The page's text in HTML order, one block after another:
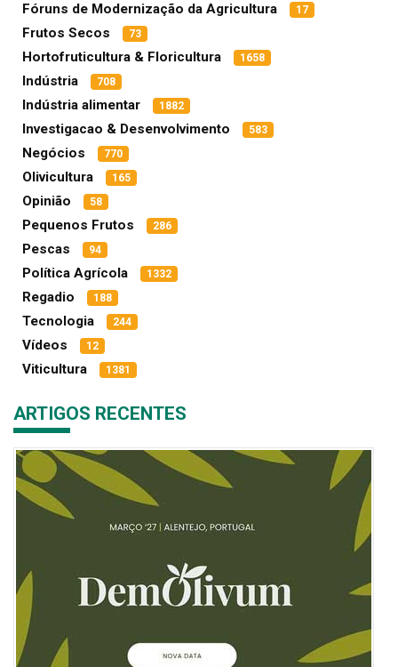
Fóruns de Modernização da Agricultura 17
Frutos Secos 73
Hortofruticultura & Floricultura 1658
Indústria 708
Indústria alimentar 1882
Investigacao & Desenvolvimento 583
Negócios 770
Olivicultura 165
Opinião 58
Pequenos Frutos 286
Pescas 94
Política Agrícola 1332
Regadio 188
Tecnologia 244
Vídeos 12
Viticultura 1381
ARTIGOS RECENTES